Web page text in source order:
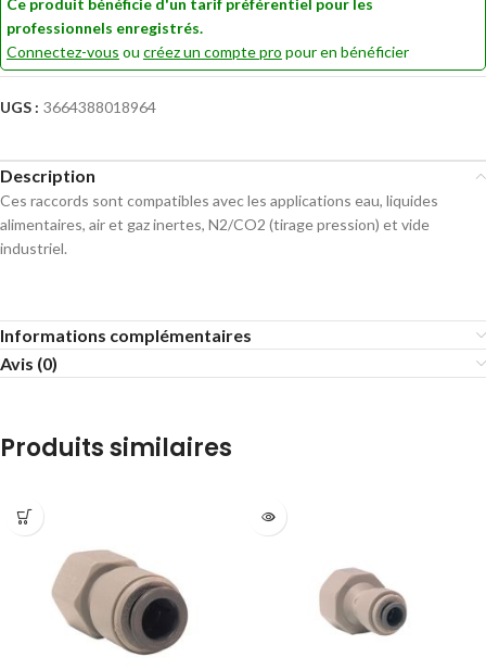
Ce produit bénéficie d'un tarif préférentiel pour les
professionnels enregistrés.
Connectez-vous ou créez un compte pro pour en bénéficier
UGS : 3664388018964
Description
Ces raccords sont compatibles avec les applications eau, liquides
alimentaires, air et gaz inertes, N2/CO2 (tirage pression) et vide
industriel.
Informations complémentaires
Avis (0)
Produits similaires